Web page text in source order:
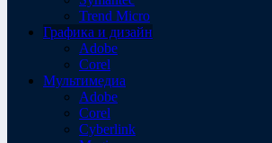
Trend Micro
Графика и дизайн
Adobe
Corel
Мультимедиа
Adobe
Corel
Cyberlink